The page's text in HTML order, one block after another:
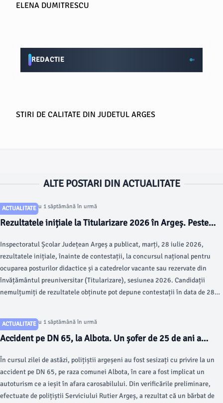
ELENA DUMITRESCU
REDACTIE
STIRI DE CALITATE DIN JUDETUL ARGES
ALTE POSTARI DIN ACTUALITATE
ACTUALITATE
Articol postat cu 1 săptămână în urmă
Rezultatele inițiale la Titularizare 2026 în Argeș. Peste
Inspectoratul Școlar Județean Argeș a publicat, marți, 28 iulie 2026,
rezultatele inițiale, înainte de contestații, la concursul național pentru
ocuparea posturilor didactice și a catedrelor vacante sau rezervate din
învățământul preuniversitar (Titularizare), sesiunea 2026. Candidații
nemulțumiți de rezultatele obținute pot depune contestații în data de 28
ACTUALITATE
Articol postat cu 1 săptămână în urmă
Accident pe DN 65, la Albota. Un șofer de 25 de ani a
În cursul zilei de astăzi, polițiștii argeșeni au fost sesizați cu privire la un
accident pe DN 65, pe raza comunei Albota, în care a fost implicat un
autoturism ce a ieșit în afara carosabilului. Din verificările preliminare,
efectuate de polițiștii Serviciului Rutier Argeș, a rezultat că un bărbat de